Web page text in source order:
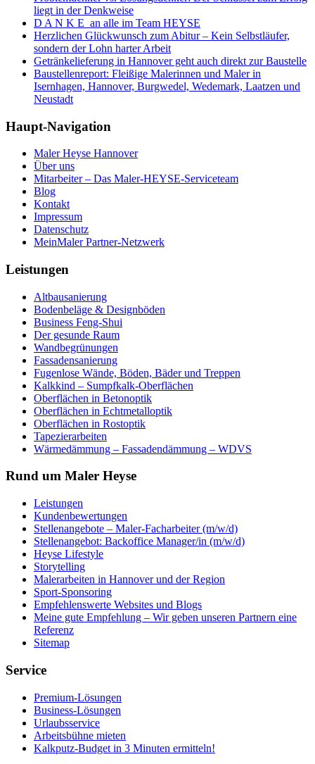
liegt in der Denkweise
D A N K E an alle im Team HEYSE
Herzlichen Glückwunsch zum Abitur – Kein Selbstläufer,
sondern der Lohn harter Arbeit
Getränkelieferung in Hannover geht auch direkt zur Baustelle
Baustellenreport: Fleißige Malerinnen und Maler in
Isernhagen, Hannover, Burgwedel, Wedemark, Laatzen und
Neustadt
Haupt-Navigation
Maler Heyse Hannover
Über uns
Mitarbeiter – Das Maler-HEYSE-Serviceteam
Blog
Kontakt
Impressum
Datenschutz
MeinMaler Partner-Netzwerk
Leistungen
Altbausanierung
Bodenbeläge & Designböden
Business Feng-Shui
Der gesunde Raum
Wandbegrünungen
Fassadensanierung
Fugenlose Wände, Böden, Bäder und Treppen
Kalkkind – Sumpfkalk-Oberflächen
Oberflächen in Betonoptik
Oberflächen in Echtmetalloptik
Oberflächen in Rostoptik
Tapezierarbeiten
Wärmedämmung – Fassadendämmung – WDVS
Rund um Maler Heyse
Leistungen
Kundenbewertungen
Stellenangebote – Maler-Facharbeiter (m/w/d)
Stellenangebot: Backoffice Manager/in (m/w/d)
Heyse Lifestyle
Storytelling
Malerarbeiten in Hannover und der Region
Sport-Sponsoring
Empfehlenswerte Websites und Blogs
Meine gute Empfehlung – Wir geben unseren Partnern eine
Referenz
Sitemap
Service
Premium-Lösungen
Business-Lösungen
Urlaubsservice
Arbeitsbühne mieten
Kalkputz-Budget in 3 Minuten ermitteln!